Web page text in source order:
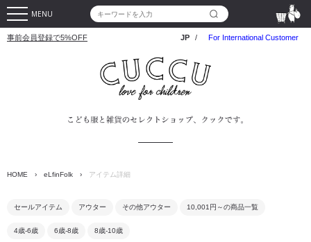
MENU
事前会員登録で5%OFF JP / For International Customer
HOME › eLfinFolk › アイテム詳細
セールアイテム アウター その他アウター 10,001円～の商品一覧
4歳-6歳 6歳-8歳 8歳-10歳